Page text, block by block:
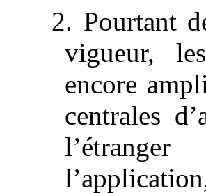
2. Pourtant
vigueur,
encore
centrales